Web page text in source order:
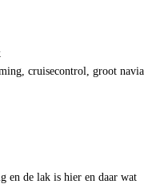
2027
cruisecontrol, groot navia
en de lak is hier en daar wat